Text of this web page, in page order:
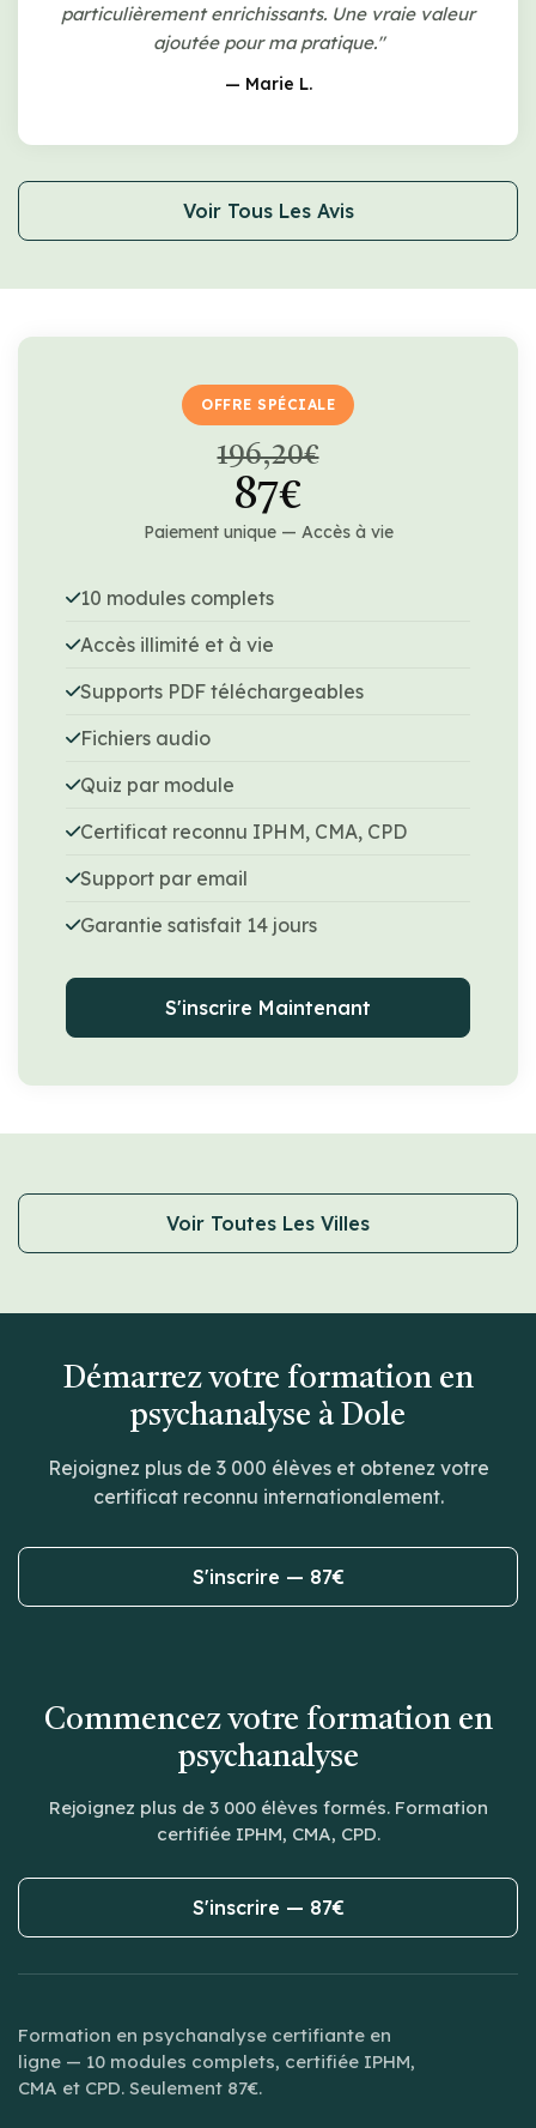
particulièrement enrichissants. Une vraie valeur
ajoutée pour ma pratique."
— Marie L.
Voir Tous Les Avis
OFFRE SPÉCIALE
196,20€
87€
Paiement unique — Accès à vie
10 modules complets
Accès illimité et à vie
Supports PDF téléchargeables
Fichiers audio
Quiz par module
Certificat reconnu IPHM, CMA, CPD
Support par email
Garantie satisfait 14 jours
S'inscrire Maintenant
Voir Toutes Les Villes
Démarrez votre formation en
psychanalyse à Dole
Rejoignez plus de 3 000 élèves et obtenez votre
certificat reconnu internationalement.
S'inscrire — 87€
Commencez votre formation en
psychanalyse
Rejoignez plus de 3 000 élèves formés. Formation
certifiée IPHM, CMA, CPD.
S'inscrire — 87€
Formation en psychanalyse certifiante en
ligne — 10 modules complets, certifiée IPHM,
CMA et CPD. Seulement 87€.